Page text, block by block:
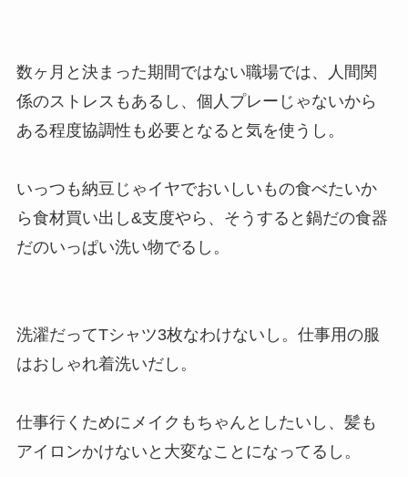
数ヶ月と決まった期間ではない職場では、人間関
係のストレスもあるし、個人プレーじゃないから
ある程度協調性も必要となると気を使うし。
いっつも納豆じゃイヤでおいしいもの食べたいか
ら食材買い出し&支度やら、そうすると鍋だの食器
だのいっぱい洗い物でるし。
洗濯だってTシャツ3枚なわけないし。仕事用の服
はおしゃれ着洗いだし。
仕事行くためにメイクもちゃんとしたいし、髪も
アイロンかけないと大変なことになってるし。